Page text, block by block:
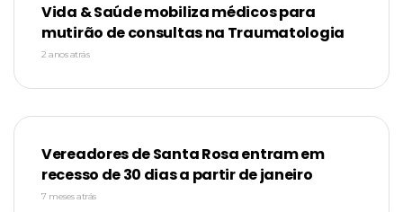
Vida & Saúde mobiliza médicos para
mutirão de consultas na Traumatologia
2 anos atrás
Vereadores de Santa Rosa entram em
recesso de 30 dias a partir de janeiro
7 meses atrás